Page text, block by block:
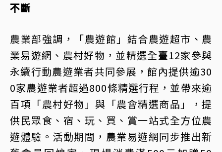
不斷
農業部強調，「農遊館」結合農遊超市、農
業易遊網、農村好物，並精選全臺12家參與
永續行動農遊業者共同參展，館內提供逾30
0家農遊業者超過800條精選行程，並帶來逾
百項「農村好物」與「農會精選商品」，提
供民眾食、宿、玩、買、賞一站式全方位農
遊體驗。活動期間，農業易遊網同步推出新